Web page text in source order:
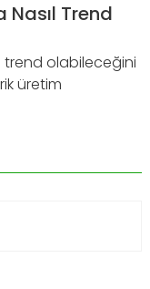
Trend
trend olabileceğini
üretim